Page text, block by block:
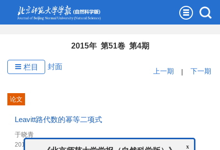
2015年 第51卷 第4期
栏目 封面
上一期 | 下一期
论文
Leavitt路代数的幂等二项式
于晓青
2015, 51(4): 331.
x
《北京师范大学学报（自然科学版）》